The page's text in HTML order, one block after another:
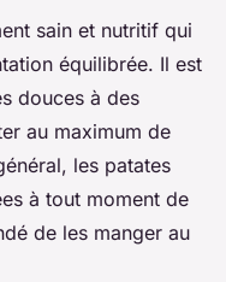
sain et nutritif qui
équilibrée. Il est
douces à des
au maximum de
les patates
à tout moment de
de les manger au